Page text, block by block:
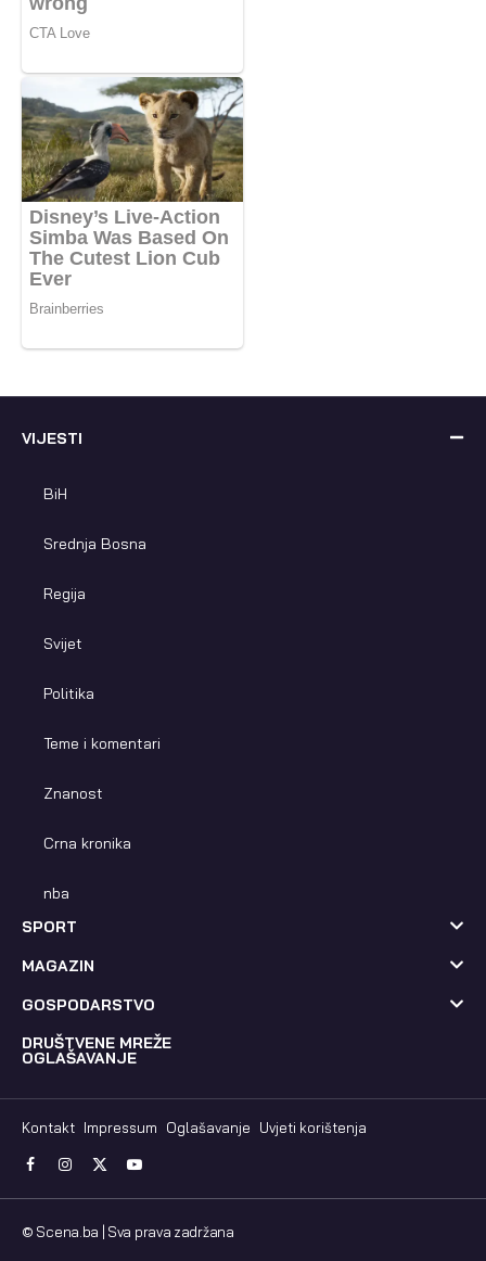
VIJESTI
BiH
Srednja Bosna
Regija
Svijet
Politika
Teme i komentari
Znanost
Crna kronika
nba
SPORT
MAGAZIN
GOSPODARSTVO
DRUŠTVENE MREŽE
OGLAŠAVANJE
Kontakt Impressum Oglašavanje Uvjeti korištenja
FacebookInstagram
X
(Twitter)
YouTube
© Scena.ba | Sva prava zadržana